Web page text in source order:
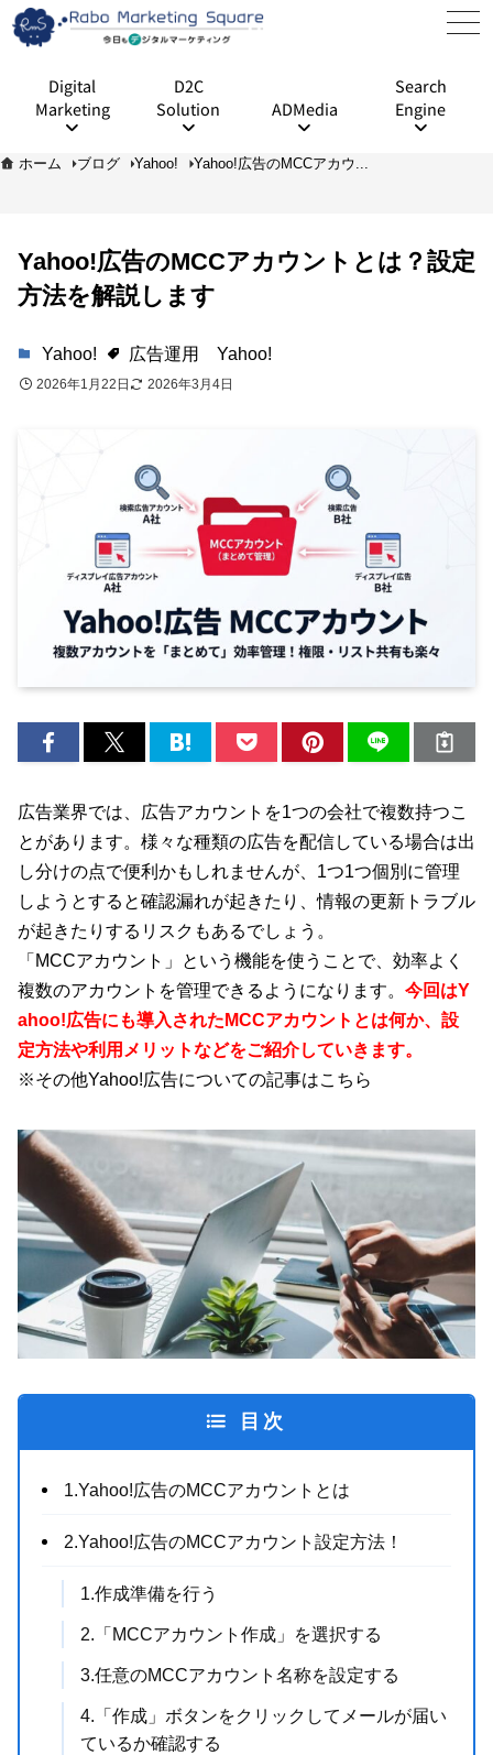
Digital
Marketing
D2C
Solution
ADMedia
Search
Engine
ホーム ブログ Yahoo! Yahoo!広告のMCCアカウ...
Yahoo!広告のMCCアカウントとは？設定
方法を解説します
Yahoo! 広告運用 Yahoo!
2026年1月22日 2026年3月4日
広告業界では、広告アカウントを1つの会社で複数持つこ
とがあります。様々な種類の広告を配信している場合は出
し分けの点で便利かもしれませんが、1つ1つ個別に管理
しようとすると確認漏れが起きたり、情報の更新トラブル
が起きたりするリスクもあるでしょう。
「MCCアカウント」という機能を使うことで、効率よく
複数のアカウントを管理できるようになります。 今回はY
ahoo!広告にも導入されたMCCアカウントとは何か、設
定方法や利用メリットなどをご紹介していきます。
※その他Yahoo!広告についての記事はこちら
目次
1.Yahoo!広告のMCCアカウントとは
2.Yahoo!広告のMCCアカウント設定方法！
1.作成準備を行う
2.「MCCアカウント作成」を選択する
3.任意のMCCアカウント名称を設定する
4.「作成」ボタンをクリックしてメールが届い
ているか確認する